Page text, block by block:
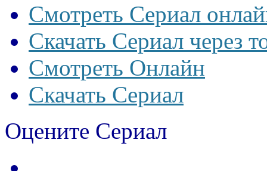
Смотреть Сериал
Скачать Сериал через
Смотреть Онлайн
Скачать Сериал
Оцените Сериал